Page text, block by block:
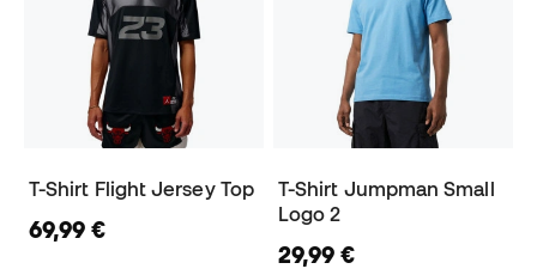
T-Shirt Flight Jersey Top
69,99 €
T-Shirt Jumpman Small
Logo 2
29,99 €